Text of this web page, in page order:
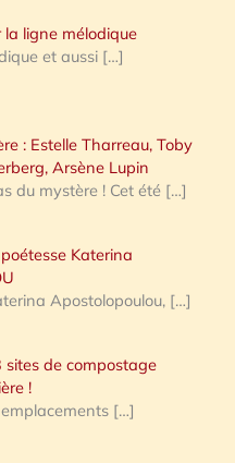
la ligne mélodique
et aussi […]
: Estelle Tharreau, Toby
Arsène Lupin
du mystère ! Cet été […]
Katerina
Apostolopoulou, […]
sites de compostage
!
[…]